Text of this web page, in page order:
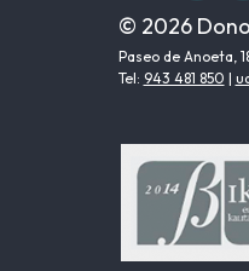
© 2026
Paseo de Anoeta,
Tel: 943 481 850 |